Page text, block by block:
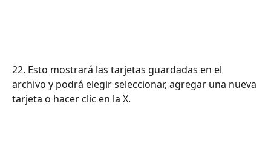
22. Esto mostrará las tarjetas guardadas en el
archivo y podrá elegir seleccionar, agregar una nueva
tarjeta o hacer clic en la X.